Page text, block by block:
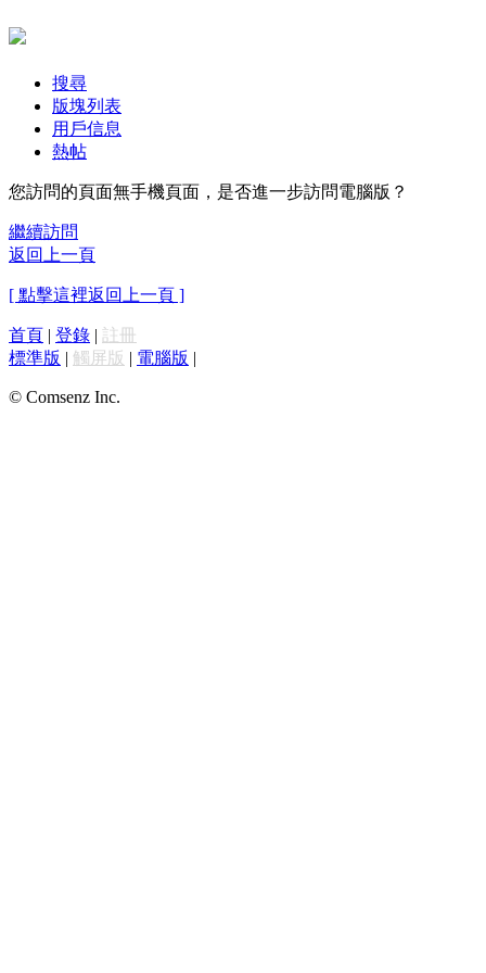
搜尋
版塊列表
用戶信息
熱帖
您訪問的頁面無手機頁面，是否進一步訪問電腦版？
繼續訪問
返回上一頁
[ 點擊這裡返回上一頁 ]
首頁 | 登錄 | 註冊
標準版 | 觸屏版 | 電腦版 |
© Comsenz Inc.